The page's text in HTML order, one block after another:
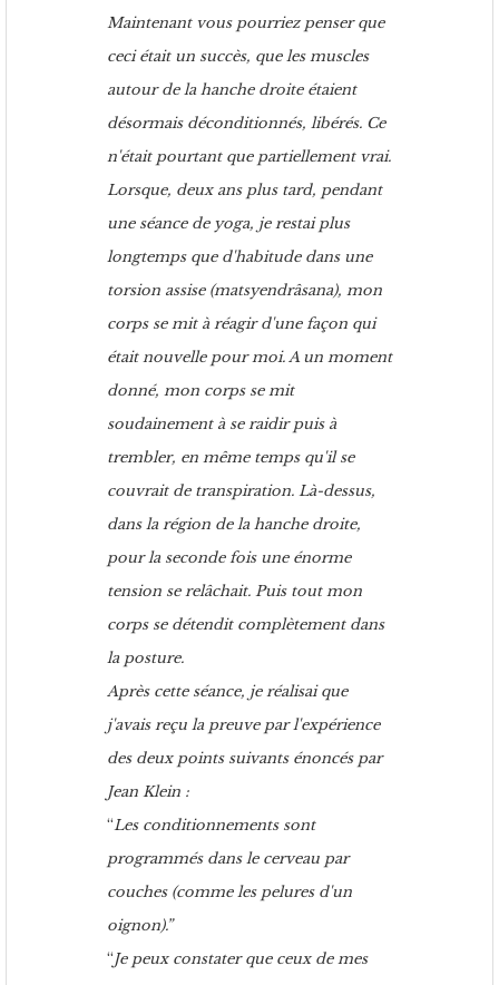
Maintenant vous pourriez penser que
ceci était un succès, que les muscles
autour de la hanche droite étaient
désormais déconditionnés, libérés. Ce
n'était pourtant que partiellement vrai.
Lorsque, deux ans plus tard, pendant
une séance de yoga, je restai plus
longtemps que d'habitude dans une
torsion assise (matsyendrâsana), mon
corps se mit à réagir d'une façon qui
était nouvelle pour moi. A un moment
donné, mon corps se mit
soudainement à se raidir puis à
trembler, en même temps qu'il se
couvrait de transpiration. Là-dessus,
dans la région de la hanche droite,
pour la seconde fois une énorme
tension se relâchait. Puis tout mon
corps se détendit complètement dans
la posture.
Après cette séance, je réalisai que
j'avais reçu la preuve par l'expérience
des deux points suivants énoncés par
Jean Klein :
“Les conditionnements sont
programmés dans le cerveau par
couches (comme les pelures d'un
oignon).”
“Je peux constater que ceux de mes